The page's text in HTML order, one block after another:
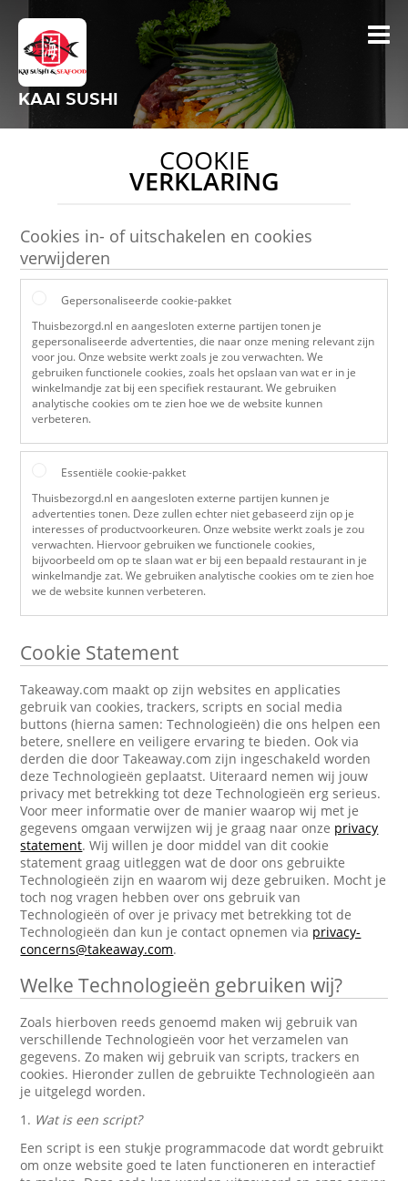
KAAI SUSHI
COOKIE
VERKLARING
Cookies in- of uitschakelen en cookies
verwijderen
Gepersonaliseerde cookie-pakket
Thuisbezorgd.nl en aangesloten externe partijen tonen je
gepersonaliseerde advertenties, die naar onze mening relevant zijn
voor jou. Onze website werkt zoals je zou verwachten. We
gebruiken functionele cookies, zoals het opslaan van wat er in je
winkelmandje zat bij een specifiek restaurant. We gebruiken
analytische cookies om te zien hoe we de website kunnen
verbeteren.
Essentiële cookie-pakket
Thuisbezorgd.nl en aangesloten externe partijen kunnen je
advertenties tonen. Deze zullen echter niet gebaseerd zijn op je
interesses of productvoorkeuren. Onze website werkt zoals je zou
verwachten. Hiervoor gebruiken we functionele cookies,
bijvoorbeeld om op te slaan wat er bij een bepaald restaurant in je
winkelmandje zat. We gebruiken analytische cookies om te zien hoe
we de website kunnen verbeteren.
Cookie Statement
Takeaway.com maakt op zijn websites en applicaties
gebruik van cookies, trackers, scripts en social media
buttons (hierna samen: Technologieën) die ons helpen een
betere, snellere en veiligere ervaring te bieden. Ook via
derden die door Takeaway.com zijn ingeschakeld worden
deze Technologieën geplaatst. Uiteraard nemen wij jouw
privacy met betrekking tot deze Technologieën erg serieus.
Voor meer informatie over de manier waarop wij met je
gegevens omgaan verwijzen wij je graag naar onze privacy
statement. Wij willen je door middel van dit cookie
statement graag uitleggen wat de door ons gebruikte
Technologieën zijn en waarom wij deze gebruiken. Mocht je
toch nog vragen hebben over ons gebruik van
Technologieën of over je privacy met betrekking tot de
Technologieën dan kun je contact opnemen via privacy-
concerns@takeaway.com.
Welke Technologieën gebruiken wij?
Zoals hierboven reeds genoemd maken wij gebruik van
verschillende Technologieën voor het verzamelen van
gegevens. Zo maken wij gebruik van scripts, trackers en
cookies. Hieronder zullen de gebruikte Technologieën aan
je uitgelegd worden.
1. Wat is een script?
Een script is een stukje programmacode dat wordt gebruikt
om onze website goed te laten functioneren en interactief